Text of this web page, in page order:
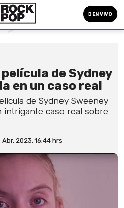
EN VIVO
de Sydney
en un caso real
de Sydney Sweeney
intrigante caso real sobre
Abr, 2023. 16:44 hrs